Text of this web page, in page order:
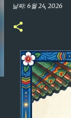
날짜: 6월 24, 2026